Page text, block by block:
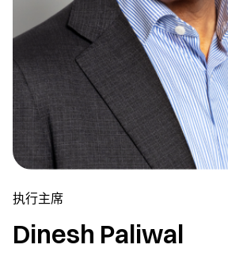
执行主席
Dinesh Paliwal